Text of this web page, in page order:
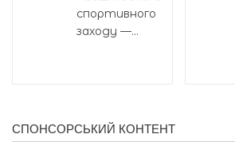
спортивного
заходу —...